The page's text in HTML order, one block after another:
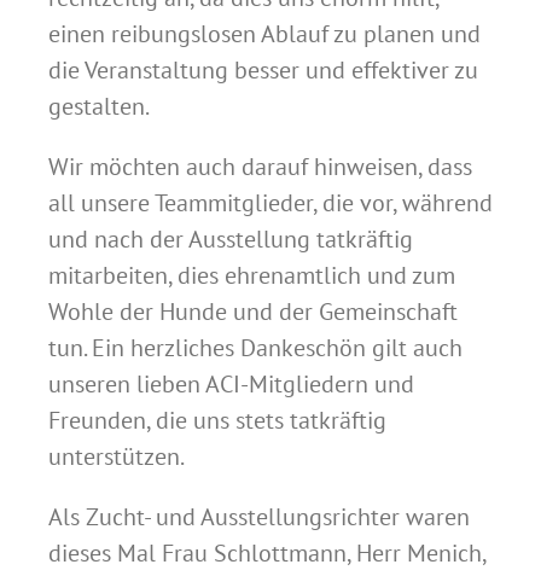
einen reibungslosen Ablauf zu planen und
die Veranstaltung besser und effektiver zu
gestalten.
Wir möchten auch darauf hinweisen, dass
all unsere Teammitglieder, die vor, während
und nach der Ausstellung tatkräftig
mitarbeiten, dies ehrenamtlich und zum
Wohle der Hunde und der Gemeinschaft
tun. Ein herzliches Dankeschön gilt auch
unseren lieben ACI-Mitgliedern und
Freunden, die uns stets tatkräftig
unterstützen.
Als Zucht- und Ausstellungsrichter waren
dieses Mal Frau Schlottmann, Herr Menich,